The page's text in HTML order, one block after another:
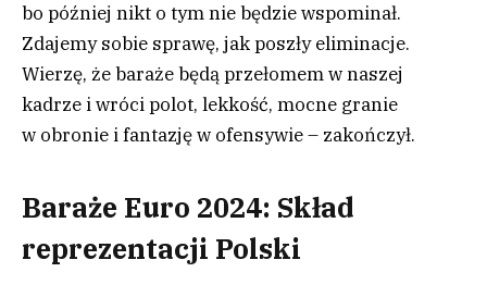
bo później nikt o tym nie będzie wspominał.
Zdajemy sobie sprawę, jak poszły eliminacje.
Wierzę, że baraże będą przełomem w naszej
kadrze i wróci polot, lekkość, mocne granie
w obronie i fantazję w ofensywie – zakończył.
Baraże Euro 2024: Skład
reprezentacji Polski